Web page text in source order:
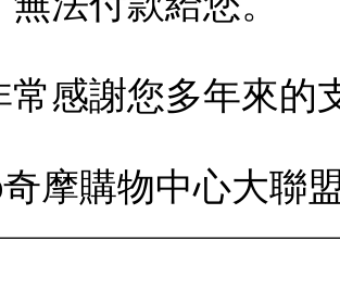
常感謝您多年來的
奇摩購物中心大